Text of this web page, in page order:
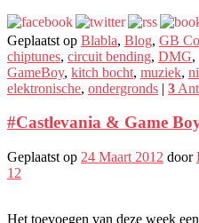
Geplaatst op Blabla, Blog, GB
chiptunes, circuit bending, DMG,
GameBoy, kitch bocht, muziek,
elektronische, ondergronds | 3
#Castlevania & Game
Geplaatst op 24 Maart 2012 door
12
Het toevoegen van deze week